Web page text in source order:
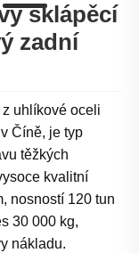
sklápěcí
zadní
uhlíkové oceli
Číně, je typ
těžkých
kvalitní
nosností 120 tun
30 000 kg,
nákladu.